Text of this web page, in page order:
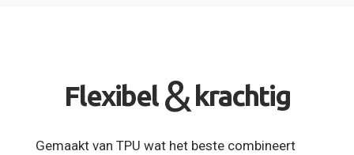
Flexibel &krachtig
Gemaakt van TPU wat het beste combineert